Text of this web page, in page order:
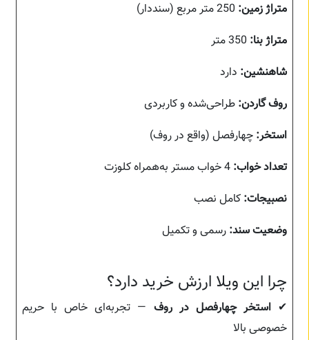
متراژ زمین:
متراژ بنا:
شاهنشین: دارد
روف گاردن: طراحی‌شده و کاربردی
استخر: چهارفصل (واقع در روف)
تعداد خواب:
نصبیجات: کامل نصب
وضعیت سند: رسمی و تکمیل
چرا این ویلا ارزش خرید دارد؟
✔استخر چهارفصل در روف — تجربه‌ای خاص با حریم
خصوصی بالا